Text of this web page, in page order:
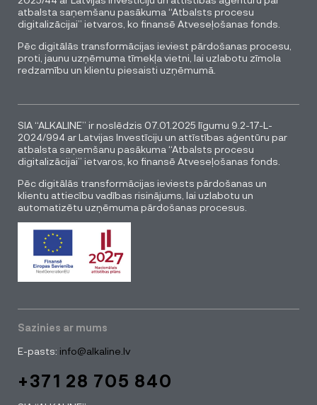
atbalsta saņemšanu pasākuma “Atbalsts procesu
digitalizācijai” ietvaros, ko finansē Atveseļošanas fonds.
Pēc digitālās transformācijas ieviest pārdošanas procesu,
proti, jaunu uzņēmuma tīmekļa vietni, lai uzlabotu zīmola
redzamību un klientu piesaisti uzņēmumā.
SIA “ALKALINE” ir noslēdzis 07.01.2025 līgumu 9.2-17-L-
2024/994 ar Latvijas Investīciju un attīstības aģentūru par
atbalsta saņemšanu pasākuma “Atbalsts procesu
digitalizācijai” ietvaros, ko finansē Atveseļošanas fonds.
Pēc digitālās transformācijas ieviests pārdošanas un
klientu attiecību vadības risinājums, lai uzlabotu un
automatizētu uzņēmuma pārdošanas procesus.
Sazinies ar mums
E-pasts: info@alkaline.lv
+371 28 705 840